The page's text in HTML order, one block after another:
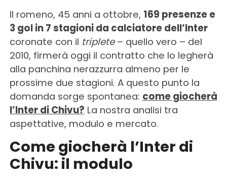
Il romeno, 45 anni a ottobre, 169 presenze e
3 gol in 7 stagioni da calciatore dell’Inter
coronate con il triplete– quello vero – del
2010, firmerà oggi il contratto che lo legherà
alla panchina nerazzurra almeno per le
prossime due stagioni. A questo punto la
domanda sorge spontanea: come giocherà
l’Inter di Chivu? La nostra analisi tra
aspettative, modulo e mercato.
Come giocherà l’Inter di
Chivu: il modulo